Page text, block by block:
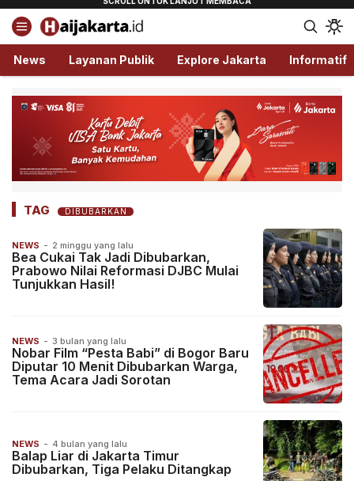
Haijakarta.id
Semua Tentang Jakarta Ada Disini!
News Layanan Publik Explore Jakarta Informatif
TAG DIBUBARKAN
NEWS - 2 minggu yang lalu
Bea Cukai Tak Jadi Dibubarkan,
Prabowo Nilai Reformasi DJBC Mulai
Tunjukkan Hasil!
NEWS - 3 bulan yang lalu
Nobar Film “Pesta Babi” di Bogor Baru
Diputar 10 Menit Dibubarkan Warga,
Tema Acara Jadi Sorotan
NEWS - 4 bulan yang lalu
Balap Liar di Jakarta Timur
Dibubarkan, Tiga Pelaku Ditangkap